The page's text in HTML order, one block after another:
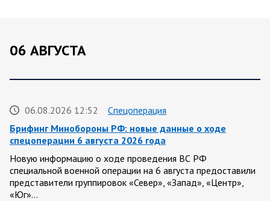
06 АВГУСТА
06.08.2026 12:52
Спецоперация
Брифинг Минобороны РФ: новые данные о ходе
спецоперации 6 августа 2026 года
Новую информацию о ходе проведения ВС РФ
специальной военной операции на 6 августа предоставили
представители группировок «Север», «Запад», «Центр»,
«Юг»…